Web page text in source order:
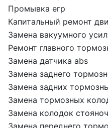
Промывка егр
Капитальный ремонт
Замена вакуумного
Ремонт главного
Замена датчика abs
Замена заднего
Замена задних
Замена тормозных
Замена колодок
Замена переднего